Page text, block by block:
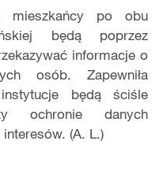
mieszkańcy po obu
będą poprzez
informacje o
osób. Zapewniła
będą ściśle
ochronie danych
(A. L.)